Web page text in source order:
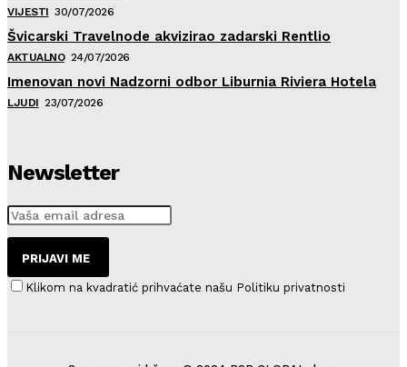
VIJESTI 30/07/2026
Švicarski Travelnode akvizirao zadarski Rentlio
AKTUALNO 24/07/2026
Imenovan novi Nadzorni odbor Liburnia Riviera Hotela
LJUDI 23/07/2026
Newsletter
PRIJAVI ME
Klikom na kvadratić prihvaćate našu Politiku privatnosti